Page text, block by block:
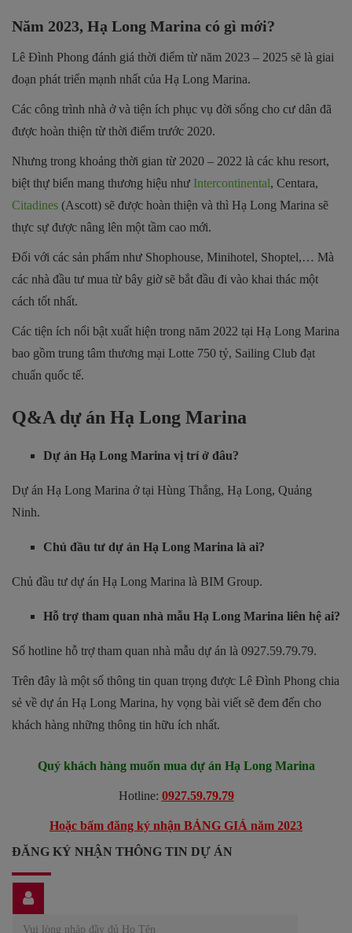
Năm 2023, Hạ Long Marina có gì mới?
Lê Đình Phong đánh giá thời điểm từ năm 2023 – 2025 sẽ là giai
đoạn phát triển mạnh nhất của Hạ Long Marina.
Các công trình nhà ở và tiện ích phục vụ đời sống cho cư dân đã
được hoàn thiện từ thời điểm trước 2020.
Nhưng trong khoảng thời gian từ 2020 – 2022 là các khu resort,
biệt thự biển mang thương hiệu như Intercontinental, Centara,
Citadines (Ascott) sẽ được hoàn thiện và thì Hạ Long Marina sẽ
thực sự được nâng lên một tầm cao mới.
Đối với các sản phẩm như Shophouse, Minihotel, Shoptel,… Mà
các nhà đầu tư mua từ bây giờ sẽ bắt đầu đi vào khai thác một
cách tốt nhất.
Các tiện ích nổi bật xuất hiện trong năm 2022 tại Hạ Long Marina
bao gồm trung tâm thương mại Lotte 750 tỷ, Sailing Club đạt
chuẩn quốc tế.
Q&A dự án Hạ Long Marina
Dự án Hạ Long Marina vị trí ở đâu?
Dự án Hạ Long Marina ở tại Hùng Thắng, Hạ Long, Quảng
Ninh.
Chủ đầu tư dự án Hạ Long Marina là ai?
Chủ đầu tư dự án Hạ Long Marina là BIM Group.
Hỗ trợ tham quan nhà mẫu Hạ Long Marina liên hệ ai?
Số hotline hỗ trợ tham quan nhà mẫu dự án là 0927.59.79.79.
Trên đây là một số thông tin quan trọng được Lê Đình Phong chia
sẻ về dự án Hạ Long Marina, hy vọng bài viết sẽ đem đến cho
khách hàng những thông tin hữu ích nhất.
Quý khách hàng muốn mua dự án Hạ Long Marina
Hotline: 0927.59.79.79
Hoặc bấm đăng ký nhận BẢNG GIÁ năm 2023
ĐĂNG KÝ NHẬN THÔNG TIN DỰ ÁN